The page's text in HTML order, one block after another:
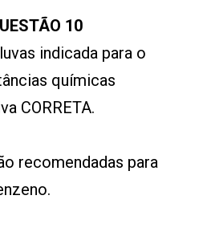
10
indicada para o
químicas
CORRETA.
recomendadas para